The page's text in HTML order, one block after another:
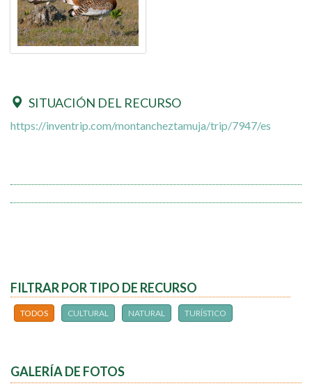
SITUACIÓN DEL RECURSO
https://inventrip.com/montancheztamuja/trip/7947/es
FILTRAR POR TIPO DE RECURSO
TODOS CULTURAL NATURAL TURÍSTICO
GALERÍA DE FOTOS